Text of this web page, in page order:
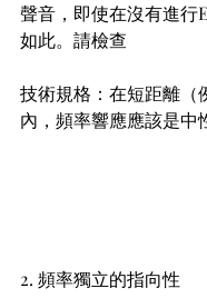
聲音，即使在沒有進行
如此。請檢查
技術規格：在短距離（
內，頻率響應應該是中
2. 頻率獨立的指向性